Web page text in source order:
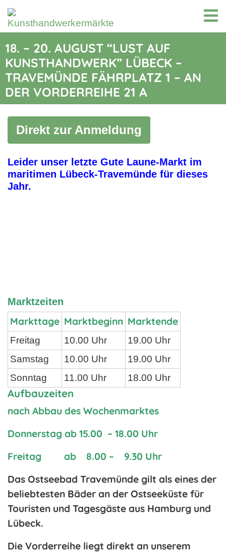
18. – 20. AUGUST “LUST AUF
KUNSTHANDWERK” LÜBECK –
TRAVEMÜNDE FÄHRPLATZ 1 – AN
DER VORDERREIHE 21 A
Direkt zur Anmeldung
Leider unser letzte Gute Laune-Markt im
maritimen Lübeck-Travemünde für dieses
Jahr.
Marktzeiten
Markttage Marktbeginn Marktende
Freitag 10.00 Uhr
19.00 Uhr
Samstag
10.00 Uhr
19.00 Uhr
Sonntag
11.00 Uhr 18.00 Uhr
Aufbauzeiten
nach Abbau des Wochenmarktes
Donnerstag ab 15.00 – 18.00 Uhr
Freitag ab 8.00 – 9.30 Uhr
Das Ostseebad Travemünde gilt als eines der
beliebtesten Bäder an der Ostseeküste für
Touristen und Tagesgäste aus Hamburg und
Lübeck.
Die Vorderreihe liegt direkt an unserem